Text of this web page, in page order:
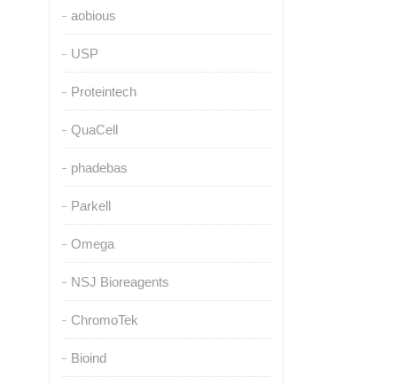
aobious
USP
Proteintech
QuaCell
phadebas
Parkell
Omega
NSJ Bioreagents
ChromoTek
Bioind